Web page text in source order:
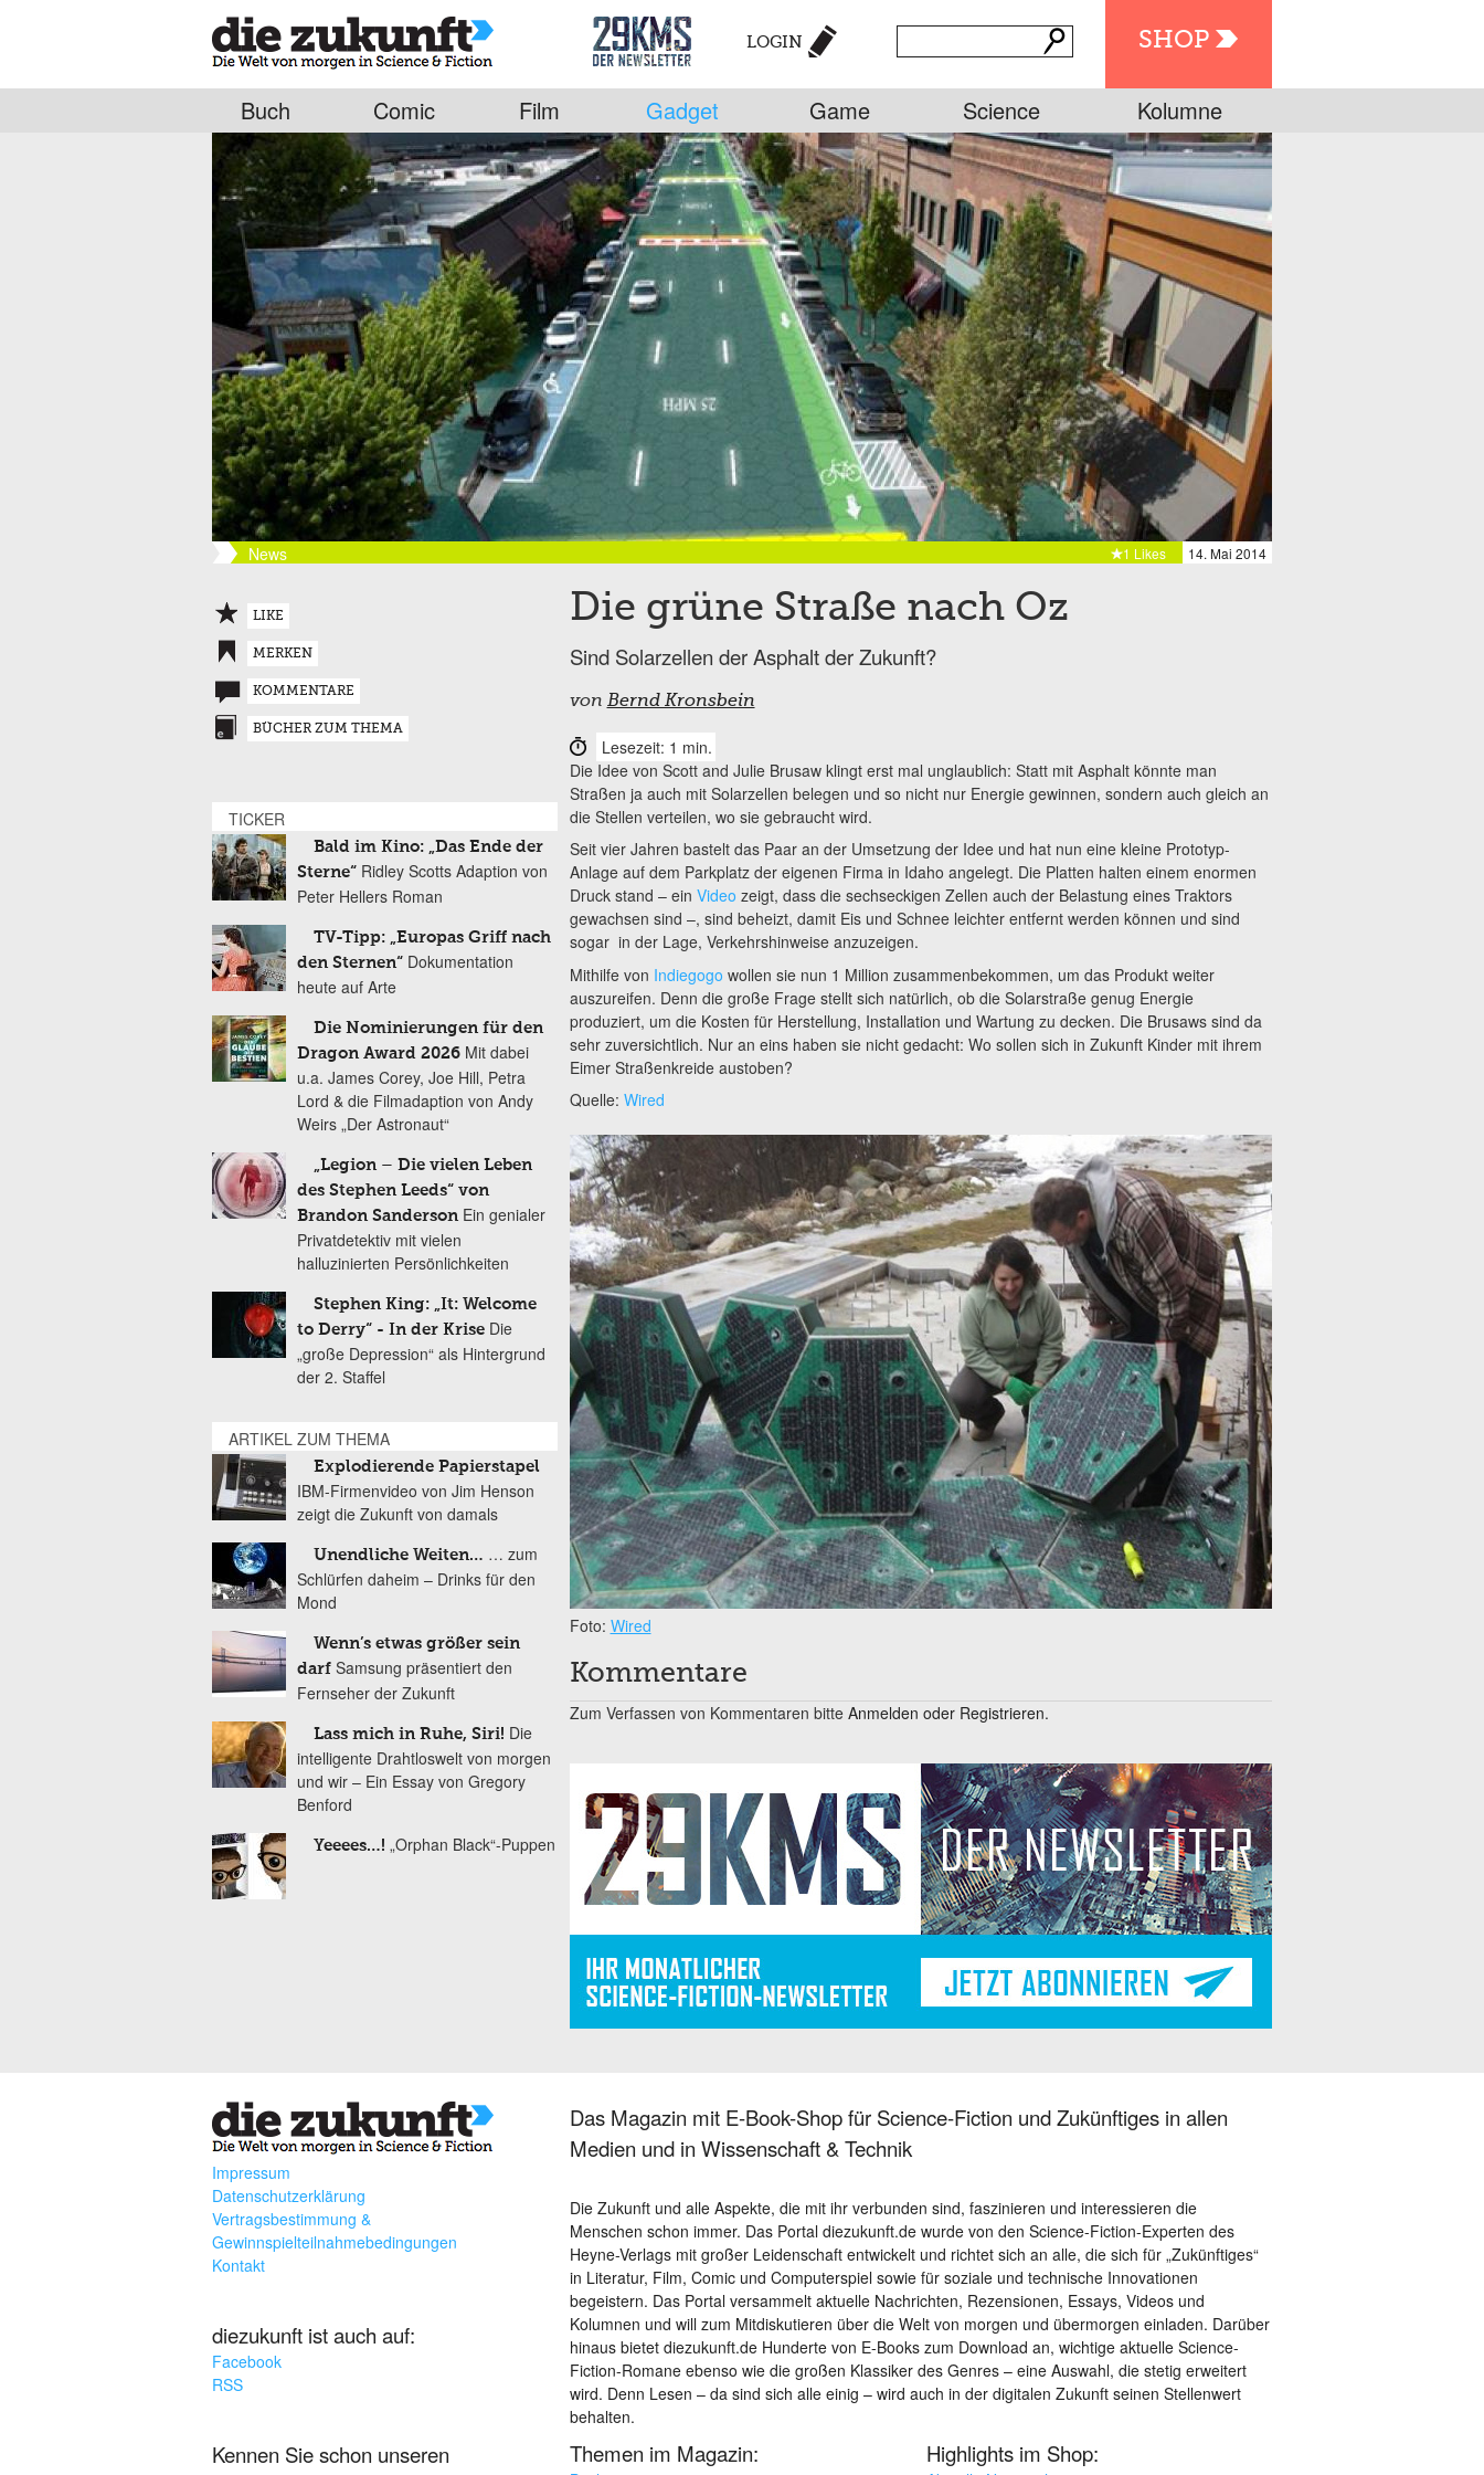
SHOP
LOGIN
Buch Comic Film Gadget Game Science Kolumne
News 14. Mai 2014
1 Likes
Die grüne Straße nach Oz
Sind Solarzellen der Asphalt der Zukunft?
von Bernd Kronsbein
Lesezeit: 1 min.
Die Idee von Scott and Julie Brusaw klingt erst mal unglaublich: Statt mit Asphalt könnte man
Straßen ja auch mit Solarzellen belegen und so nicht nur Energie gewinnen, sondern auch gleich an
die Stellen verteilen, wo sie gebraucht wird.
Seit vier Jahren bastelt das Paar an der Umsetzung der Idee und hat nun eine kleine Prototyp-
Anlage auf dem Parkplatz der eigenen Firma in Idaho angelegt. Die Platten halten einem enormen
Druck stand – ein Video zeigt, dass die sechseckigen Zellen auch der Belastung eines Traktors
gewachsen sind –, sind beheizt, damit Eis und Schnee leichter entfernt werden können und sind
sogar in der Lage, Verkehrshinweise anzuzeigen.
Mithilfe von Indiegogo wollen sie nun 1 Million zusammenbekommen, um das Produkt weiter
auszureifen. Denn die große Frage stellt sich natürlich, ob die Solarstraße genug Energie
produziert, um die Kosten für Herstellung, Installation und Wartung zu decken. Die Brusaws sind da
sehr zuversichtlich. Nur an eins haben sie nicht gedacht: Wo sollen sich in Zukunft Kinder mit ihrem
Eimer Straßenkreide austoben?
Quelle: Wired
Foto: Wired
Kommentare
Zum Verfassen von Kommentaren bitte Anmelden oder Registrieren.
LIKE
MERKEN
KOMMENTARE
BÜCHER ZUM THEMA
TICKER
Bald im Kino: „Das Ende der
Sterne“ Ridley Scotts Adaption von
Peter Hellers Roman
TV-Tipp: „Europas Griff nach
den Sternen“ Dokumentation
heute auf Arte
Die Nominierungen für den
Dragon Award 2026 Mit dabei
u.a. James Corey, Joe Hill, Petra
Lord & die Filmadaption von Andy
Weirs „Der Astronaut“
„Legion – Die vielen Leben
des Stephen Leeds“ von
Brandon Sanderson Ein genialer
Privatdetektiv mit vielen
halluzinierten Persönlichkeiten
Stephen King: „It: Welcome
to Derry“ - In der Krise Die
„große Depression“ als Hintergrund
der 2. Staffel
ARTIKEL ZUM THEMA
Explodierende Papierstapel
IBM-Firmenvideo von Jim Henson
zeigt die Zukunft von damals
Unendliche Weiten… … zum
Schlürfen daheim – Drinks für den
Mond
Wenn’s etwas größer sein
darf Samsung präsentiert den
Fernseher der Zukunft
Lass mich in Ruhe, Siri! Die
intelligente Drahtloswelt von morgen
und wir – Ein Essay von Gregory
Benford
Yeeees…! „Orphan Black“-Puppen
Impressum
Datenschutzerklärung
Vertragsbestimmung &
Gewinnspielteilnahmebedingungen
Kontakt
diezukunft ist auch auf:
Facebook
RSS
Kennen Sie schon unseren
Das Magazin mit E-Book-Shop für Science-Fiction und Zukünftiges in allen
Medien und in Wissenschaft & Technik
Die Zukunft und alle Aspekte, die mit ihr verbunden sind, faszinieren und interessieren die
Menschen schon immer. Das Portal diezukunft.de wurde von den Science-Fiction-Experten des
Heyne-Verlags mit großer Leidenschaft entwickelt und richtet sich an alle, die sich für „Zukünftiges“
in Literatur, Film, Comic und Computerspiel sowie für soziale und technische Innovationen
begeistern. Das Portal versammelt aktuelle Nachrichten, Rezensionen, Essays, Videos und
Kolumnen und will zum Mitdiskutieren über die Welt von morgen und übermorgen einladen. Darüber
hinaus bietet diezukunft.de Hunderte von E-Books zum Download an, wichtige aktuelle Science-
Fiction-Romane ebenso wie die großen Klassiker des Genres – eine Auswahl, die stetig erweitert
wird. Denn Lesen – da sind sich alle einig – wird auch in der digitalen Zukunft seinen Stellenwert
behalten.
Themen im Magazin: Highlights im Shop: